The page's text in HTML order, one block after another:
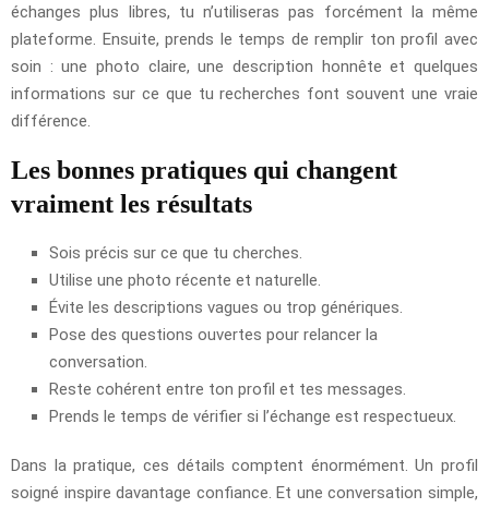
échanges plus libres, tu n’utiliseras pas forcément la même
plateforme. Ensuite, prends le temps de remplir ton profil avec
soin : une photo claire, une description honnête et quelques
informations sur ce que tu recherches font souvent une vraie
différence.
Les bonnes pratiques qui changent
vraiment les résultats
Sois précis sur ce que tu cherches.
Utilise une photo récente et naturelle.
Évite les descriptions vagues ou trop génériques.
Pose des questions ouvertes pour relancer la
conversation.
Reste cohérent entre ton profil et tes messages.
Prends le temps de vérifier si l’échange est respectueux.
Dans la pratique, ces détails comptent énormément. Un profil
soigné inspire davantage confiance. Et une conversation simple,